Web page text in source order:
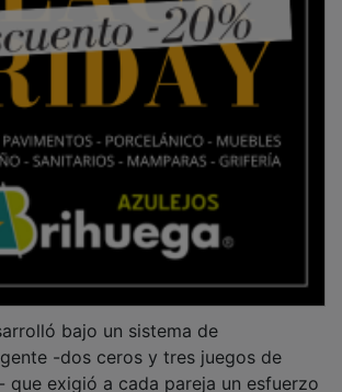
bajo un sistema de
-dos ceros y tres juegos de
exigió a cada pareja un esfuerzo
A cada “órdago” se